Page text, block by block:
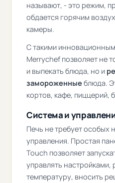
называют, - это режим,
обдается горячим
камеры.
С такими
Merrychef позволяет не
и выпекать блюда, но и
замороженные блюда.
кортов, кафе, пиццерий,
Система и
Печь не требует особых
управления. Простая
Touch позволяет
управлять настройками,
температуру, вносить